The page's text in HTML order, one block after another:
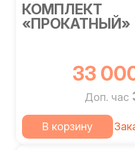
КОМПЛЕКТ
«ПРОКАТНЫЙ»
33
Доп. час
В корзину